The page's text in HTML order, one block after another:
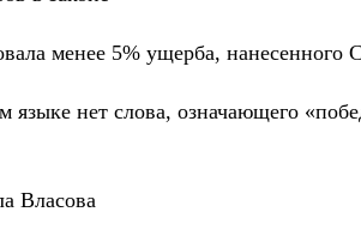
менее 5% ущерба, нанесенного
нет слова, означающего
Власова